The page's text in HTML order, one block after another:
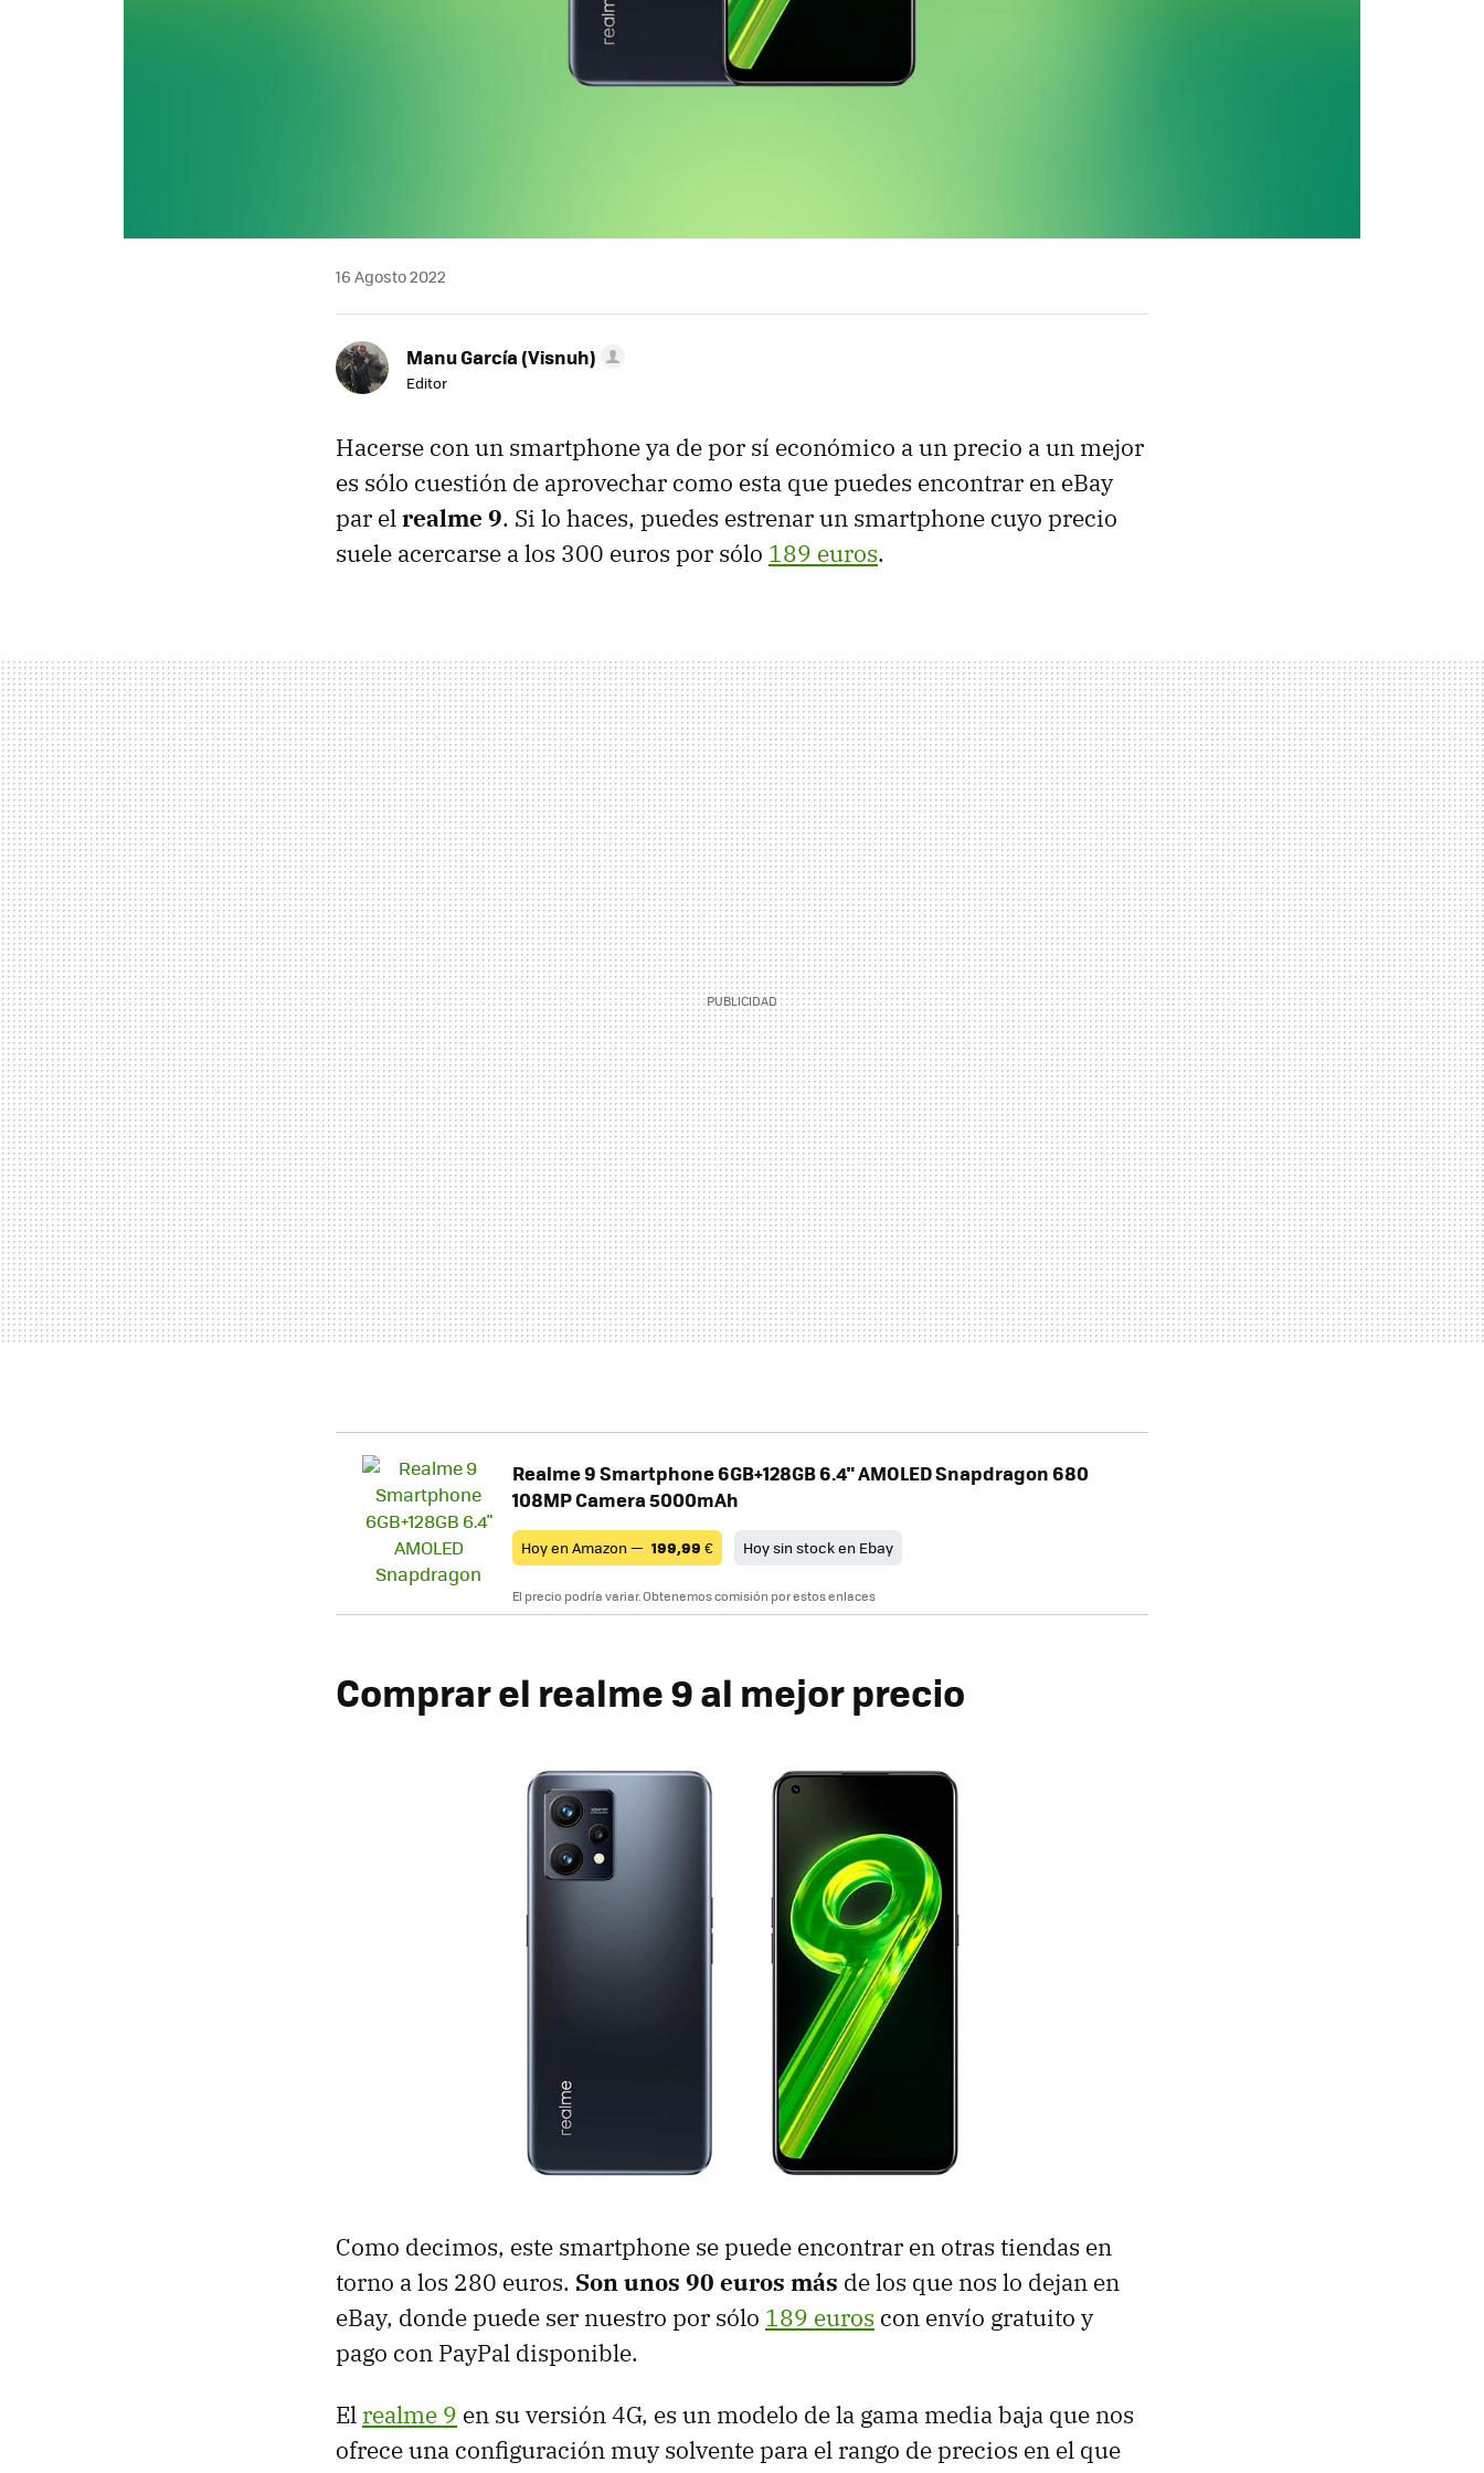
16 Agosto 2022
Manu García (Visnuh)
Editor
Hacerse con un smartphone ya de por sí económico a un precio a un mejor
es sólo cuestión de aprovechar como esta que puedes encontrar en eBay
par elrealme 9. Si lo haces, puedes estrenar un smartphone cuyo precio
suele acercarse a los 300 euros por sólo 189 euros.
Realme 9 Smartphone 6GB+128GB 6.4" AMOLED Snapdragon 680
108MP Camera 5000mAh
Hoy en Amazon — 199,99 € Hoy sin stock en Ebay
El precio podría variar. Obtenemos comisión por estos enlaces
Comprar el realme 9 al mejor precio
Como decimos, este smartphone se puede encontrar en otras tiendas en
torno a los 280 euros. Son unos 90 euros más de los que nos lo dejan en
eBay, donde puede ser nuestro por sólo 189 euros con envío gratuito y
pago con PayPal disponible.
El realme 9 en su versión 4G, es un modelo de la gama media baja que nos
ofrece una configuración muy solvente para el rango de precios en el que